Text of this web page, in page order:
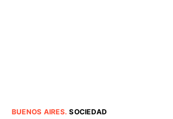
BUENOS AIRES.SOCIEDAD